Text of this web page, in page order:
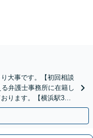
大事です。【初回相談
弁護士事務所に在籍し
ります。【横浜駅3